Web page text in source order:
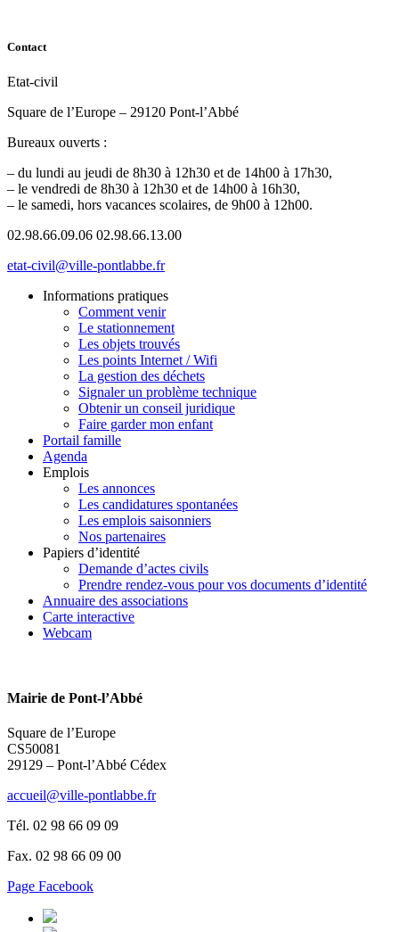
Contact
Etat-civil
Square de l’Europe – 29120 Pont-l’Abbé
Bureaux ouverts :
– du lundi au jeudi de 8h30 à 12h30 et de 14h00 à 17h30,
– le vendredi de 8h30 à 12h30 et de 14h00 à 16h30,
– le samedi, hors vacances scolaires, de 9h00 à 12h00.
02.98.66.09.06 02.98.66.13.00
etat-civil@ville-pontlabbe.fr
Informations pratiques
Comment venir
Le stationnement
Les objets trouvés
Les points Internet / Wifi
La gestion des déchets
Signaler un problème technique
Obtenir un conseil juridique
Faire garder mon enfant
Portail famille
Agenda
Emplois
Les annonces
Les candidatures spontanées
Les emplois saisonniers
Nos partenaires
Papiers d’identité
Demande d’actes civils
Prendre rendez-vous pour vos documents d’identité
Annuaire des associations
Carte interactive
Webcam
Mairie de Pont-l’Abbé
Square de l’Europe
CS50081
29129 – Pont-l’Abbé Cédex
accueil@ville-pontlabbe.fr
Tél. 02 98 66 09 09
Fax. 02 98 66 09 00
Page Facebook